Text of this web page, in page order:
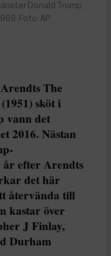
Donald Trump,
Foto: AP
The
sköt i
vann det
2016. Nästan
år efter Arendts
det här
återvända till
kastar över
J Finlay,
Durham